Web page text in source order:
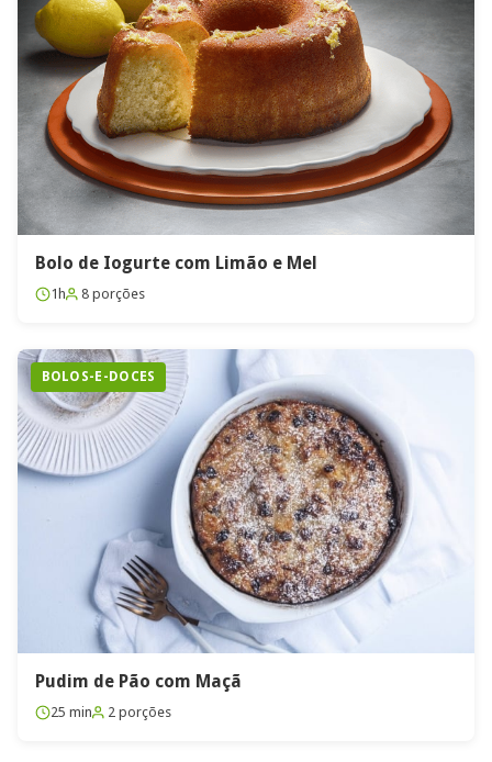
Bolo de Iogurte com Limão e Mel
1h 8 porções
BOLOS-E-DOCES
Pudim de Pão com Maçã
25 min 2 porções